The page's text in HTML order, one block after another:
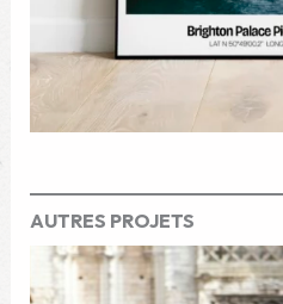
AUTRES PROJETS